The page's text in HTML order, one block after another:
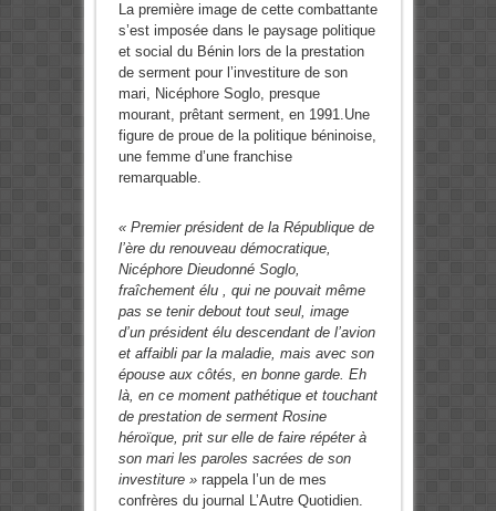
La première image de cette combattante
s’est im­posée dans le paysage politique
et social du Bénin lors de la prestation
de serment pour l’investiture de son
mari, Nicéphore Soglo, presque
mourant, prêtant serment, en 1991.Une
figure de proue de la politique béninoise,
une femme d’une franchise
remarquable.
« Premier président de la Ré­publique de
l’ère du renouveau démocratique,
Nicéphore Dieudonné Soglo,
fraîchement élu , qui ne pouvait même
pas se tenir debout tout seul, image
d’un pré­sident élu descendant de l’avion
et affaibli par la maladie, mais avec son
épouse aux côtés, en bonne garde. Eh
là, en ce moment pa­thétique et touchant
de prestation de serment Rosine
héroïque, prit sur elle de faire répéter à
son mari les paroles sacrées de son
inves­titure »rappela l’un de mes
confrères du journal L’Autre Quotidien.